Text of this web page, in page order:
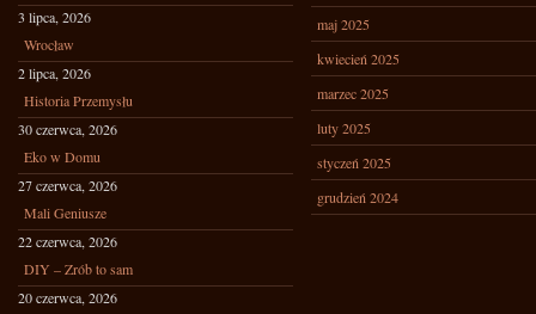
3 lipca, 2026
Wrocław
2 lipca, 2026
Historia Przemysłu
30 czerwca, 2026
Eko w Domu
27 czerwca, 2026
Mali Geniusze
22 czerwca, 2026
DIY – Zrób to sam
20 czerwca, 2026
maj 2025
kwiecień 2025
marzec 2025
luty 2025
styczeń 2025
grudzień 2024